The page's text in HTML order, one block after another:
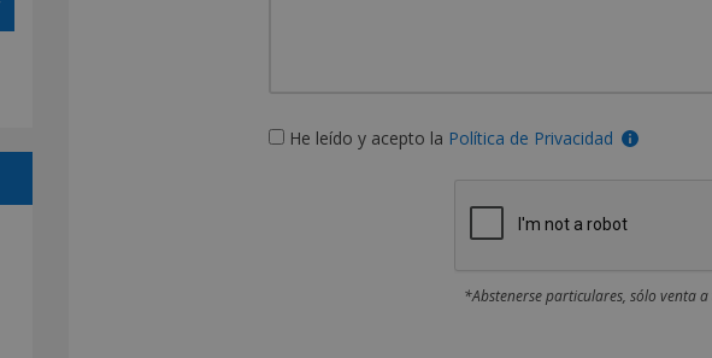
He leído y acepto la Política de Privacidad
*Abstenerse particulares, sólo venta